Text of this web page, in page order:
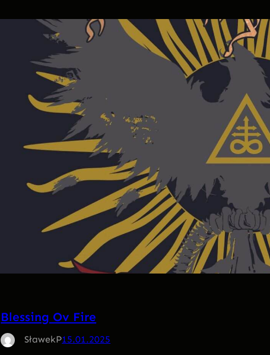
Blessing Ov Fire
SławekP15.01.2025